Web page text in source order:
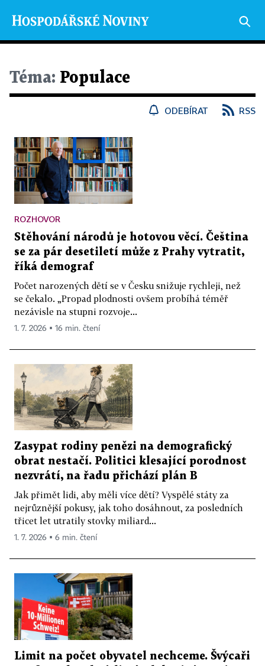
Téma: Populace
ODEBÍRAT RSS
ROZHOVOR
Stěhování národů je hotovou věcí. Čeština
se za pár desetiletí může z Prahy vytratit,
říká demograf
Počet narozených dětí se v Česku snižuje rychleji, než
se čekalo. „Propad plodnosti ovšem probíhá téměř
nezávisle na stupni rozvoje...
1. 7. 2026 ▪ 16 min. čtení
Zasypat rodiny penězi na demografický
obrat nestačí. Politici klesající porodnost
nezvrátí, na řadu přichází plán B
Jak přimět lidi, aby měli více dětí? Vyspělé státy za
nejrůznější pokusy, jak toho dosáhnout, za posledních
třicet let utratily stovky miliard...
1. 7. 2026 ▪ 6 min. čtení
Limit na počet obyvatel nechceme. Švýcaři